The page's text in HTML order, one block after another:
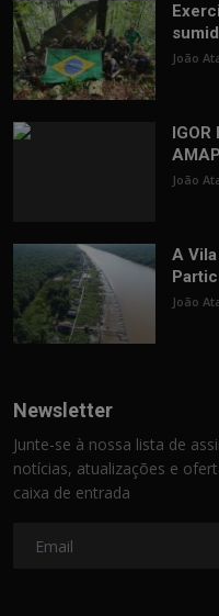
João
João
A
João
Newsletter
Junte-se à nossa lista de
notícias, atualizações e
caixa de entrada